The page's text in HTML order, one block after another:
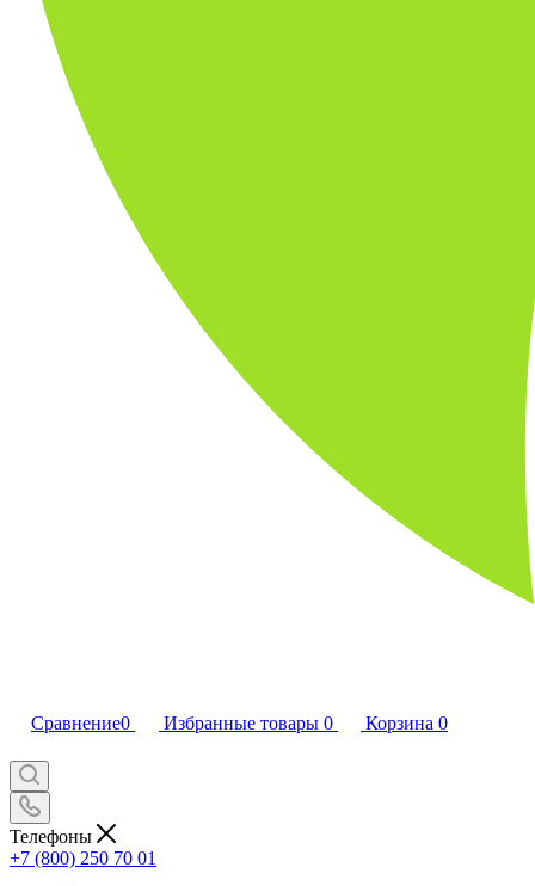
Сравнение0 Избранные товары 0 Корзина 0
Телефоны
+7 (800) 250 70 01